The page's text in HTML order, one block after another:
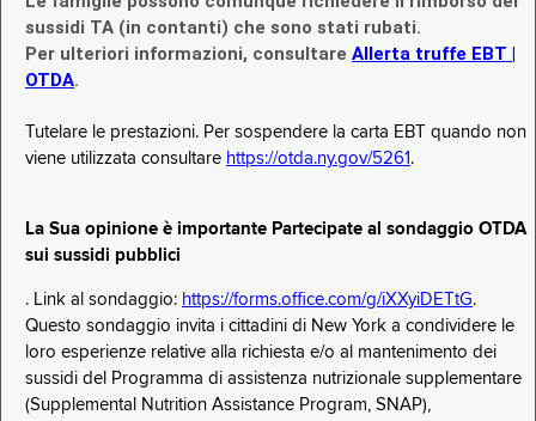
sussidi TA (in contanti) che sono stati rubati.
Per ulteriori informazioni, consultare Allerta truffe EBT |
OTDA.
Tutelare le prestazioni. Per sospendere la carta EBT quando non
viene utilizzata consultare https://otda.ny.gov/5261 .
La Sua opinione è importante Partecipate al sondaggio OTDA
sui sussidi pubblici
. Link al sondaggio: https://forms.office.com/g/iXXyiDETtG.
Questo sondaggio invita i cittadini di New York a condividere le
loro esperienze relative alla richiesta e/o al mantenimento dei
sussidi del Programma di assistenza nutrizionale supplementare
(Supplemental Nutrition Assistance Program, SNAP),